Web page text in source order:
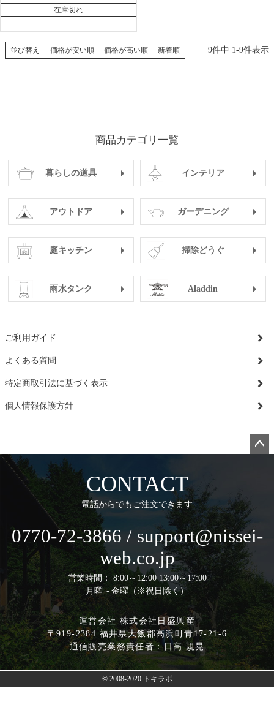
在庫切れ
並び替え 価格が安い順 価格が高い順 新着順 9件中 1-9件表示
商品カテゴリ一覧
暮らしの道具 インテリア
アウトドア ガーデニング
庭キッチン 掃除どうぐ
雨水タンク Aladdin
ご利用ガイド
よくある質問
特定商取引法に基づく表示
個人情報保護方針
へ
CONTACT
電話からでもご注文できます
0770-72-3866 / support@nissei-
web.co.jp
営業時間： 8:00～12:00 13:00～17:00
月曜～金曜（※祝日除く）
運営会社 株式会社日盛興産
〒919-2384 福井県大飯郡高浜町青17-21-6
通信販売業務責任者：日高 規晃
© 2008-2020 トキラボ